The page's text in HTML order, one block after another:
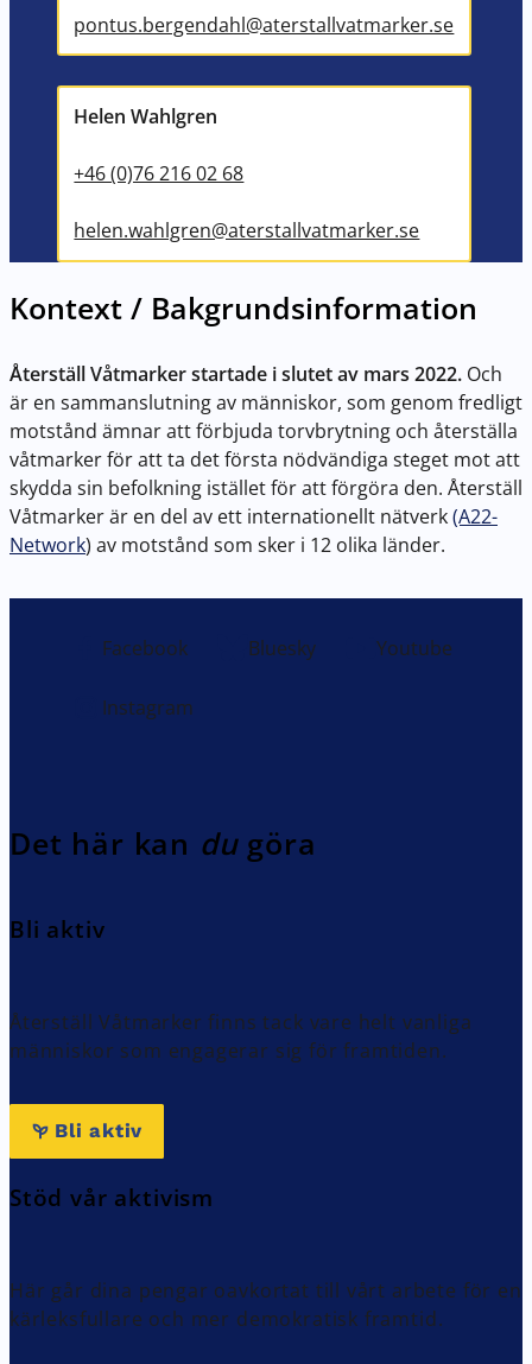
pontus.bergendahl@aterstallvatmarker.se
Helen Wahlgren
+46 (0)76 216 02 68
helen.wahlgren@aterstallvatmarker.se
Kontext / Bakgrundsinformation
Återställ Våtmarker startade i slutet av mars 2022. Och
är en sammanslutning av människor, som genom fredligt
motstånd ämnar att förbjuda torvbrytning och återställa
våtmarker för att ta det första nödvändiga steget mot att
skydda sin befolkning istället för att förgöra den. Återställ
Våtmarker är en del av ett internationellt nätverk(A22-
Network) av motstånd som sker i 12 olika länder.
Facebook Bluesky Youtube
Instagram
Det här kan dugöra
Bli aktiv
Återställ Våtmarker finns tack vare helt vanliga
människor som engagerar sig för framtiden.
Bli aktiv
Stöd vår aktivism
Här går dina pengar oavkortat till vårt arbete för en
kärleksfullare och mer demokratisk framtid.